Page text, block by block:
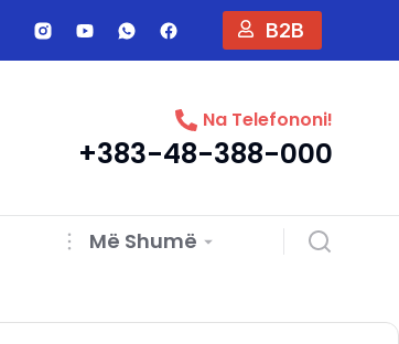
B2B
Na Telefononi!
+383-48-388-000
Më Shumë